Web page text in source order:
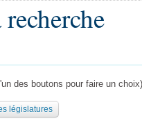
des boutons pour faire un choix)
législatures